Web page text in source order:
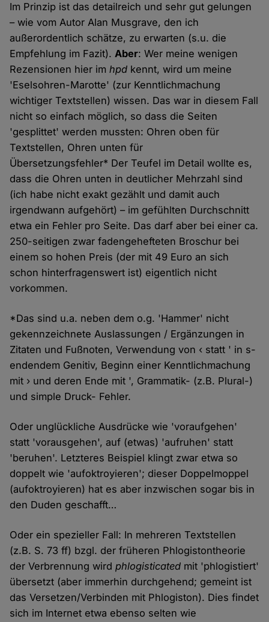
Im Prinzip ist das detailreich und sehr gut gelungen
– wie vom Autor Alan Musgrave, den ich
außerordentlich schätze, zu erwarten (s.u. die
Empfehlung im Fazit).Aber: Wer meine wenigen
Rezensionen hier imhpd kennt, wird um meine
'Eselsohren-Marotte' (zur Kenntlichmachung
wichtiger Textstellen) wissen. Das war in diesem Fall
nicht so einfach möglich, so dass die Seiten
'gesplittet' werden mussten: Ohren oben für
Textstellen, Ohren unten für
Übersetzungsfehler* Der Teufel im Detail wollte es,
dass die Ohren unten in deutlicher Mehrzahl sind
(ich habe nicht exakt gezählt und damit auch
irgendwann aufgehört) – im gefühlten Durchschnitt
etwa ein Fehler pro Seite. Das darf aber bei einer ca.
250-seitigen zwar fadengehefteten Broschur bei
einem so hohen Preis (der mit 49 Euro an sich
schon hinterfragenswert ist) eigentlich nicht
vorkommen.
*Das sind u.a. neben dem o.g. 'Hammer' nicht
gekennzeichnete Auslassungen / Ergänzungen in
Zitaten und Fußnoten, Verwendung von ‹ statt ' in s-
endendem Genitiv, Beginn einer Kenntlichmachung
mit › und deren Ende mit ', Grammatik- (z.B. Plural-)
und simple Druck- Fehler.
Oder unglückliche Ausdrücke wie 'voraufgehen'
statt 'vorausgehen', auf (etwas) 'aufruhen' statt
'beruhen'. Letzteres Beispiel klingt zwar etwa so
doppelt wie 'aufoktroyieren'; dieser Doppelmoppel
(aufoktroyieren) hat es aber inzwischen sogar bis in
den Duden geschafft…
Oder ein spezieller Fall: In mehreren Textstellen
(z.B. S. 73 ff) bzgl. der früheren Phlogistontheorie
der Verbrennung wirdphlogisticated mit 'phlogistiert'
übersetzt (aber immerhin durchgehend; gemeint ist
das Versetzen/Verbinden mit Phlogiston). Dies findet
sich im Internet etwa ebenso selten wie